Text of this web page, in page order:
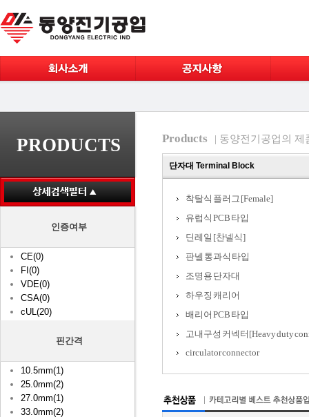
PRODUCTS
인증여부
CE(0)
FI(0)
VDE(0)
CSA(0)
cUL(20)
핀간격
10.5mm(1)
25.0mm(2)
27.0mm(1)
33.0mm(2)
Products | 동양전기공업의 제
단자대 Terminal Block
착탈식 플러그 [Female]
유럽식 PCB 타입
딘레일 [찬넬식]
판넬 통과식 타입
조명용 단자대
하우징 캐리어
배리어 PCB 타입
고내구성 커넥터[Heavy duty
circulator connector